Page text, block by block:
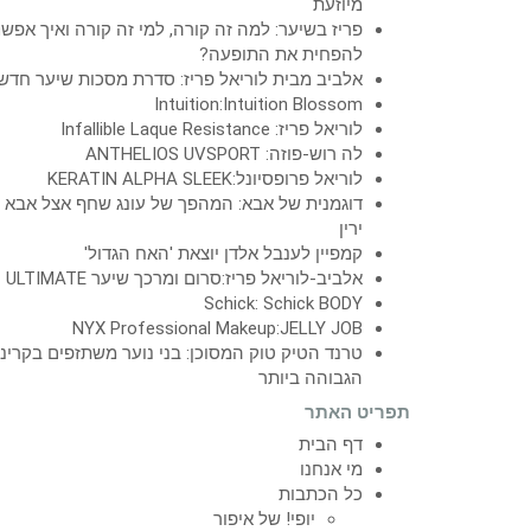
מיוזעת
פריז בשיער: למה זה קורה, למי זה קורה ואיך
להפחית את התופעה?
אלביב מבית לוריאל פריז: סדרת מסכות שיער
Intuition:Intuition Blossom
לוריאל פריז: Infallible Laque Resistance
לה רוש-פוזה: ANTHELIOS UVSPORT
לוריאל פרופסיונל:KERATIN ALPHA SLEEK
דוגמנית של אבא: המהפך של עונג שחף אצל אבא
ירין
קמפיין לענבל אלדן יוצאת 'האח הגדול'
אלביב-לוריאל פריז:סרום ומרכך שיער ULTIMATE
Schick: Schick BODY
NYX Professional Makeup:JELLY JOB
טרנד הטיק טוק המסוכן: בני נוער משתזפים
הגבוהה ביותר
תפריט האתר
דף הבית
מי אנחנו
כל הכתבות
יופי! של איפור